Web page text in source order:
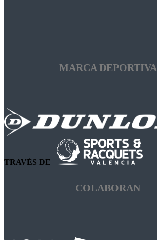
MARCA DEPORTIVA
TRAVÉS DE
COLABORAN